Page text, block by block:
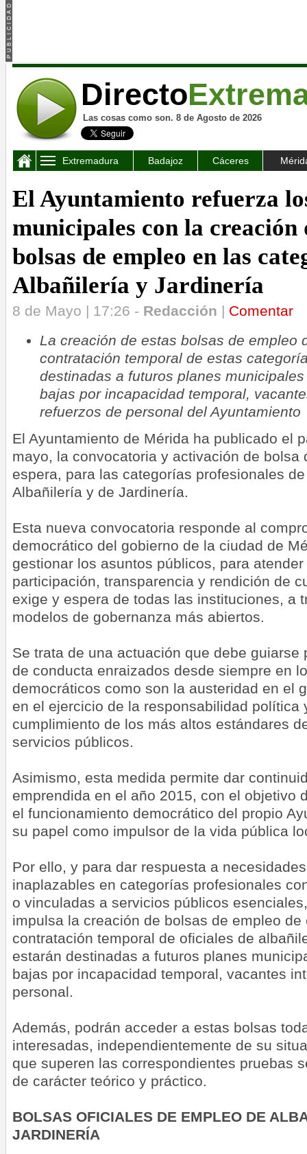
Directo
Las cosas como son. 8 de Agosto de 2026
Extremadura Badajoz Cáceres
El Ayuntamiento refuerza
municipales con la creación
bolsas de empleo en las
Albañilería y Jardinería
8 de Mayo | 17:26 - Redacción | Comentar
La creación de estas bolsas de empleo
contratación temporal de estas
destinadas a futuros planes
bajas por incapacidad temporal,
refuerzos de personal del Ayuntamiento
El Ayuntamiento de Mérida ha publicado el
mayo, la convocatoria y activación de bolsa
espera, para las categorías profesionales
Albañilería y de Jardinería.
Esta nueva convocatoria responde al
democrático del gobierno de la ciudad de
gestionar los asuntos públicos, para
participación, transparencia y rendición de
exige y espera de todas las instituciones, a
modelos de gobernanza más abiertos.
Se trata de una actuación que debe guiarse
de conducta enraizados desde siempre en
democráticos como son la austeridad en el
en el ejercicio de la responsabilidad política
cumplimiento de los más altos estándares
servicios públicos.
Asimismo, esta medida permite dar
emprendida en el año 2015, con el objetivo
el funcionamiento democrático del propio
su papel como impulsor de la vida pública
Por ello, y para dar respuesta a
inaplazables en categorías profesionales
o vinculadas a servicios públicos
impulsa la creación de bolsas de empleo
contratación temporal de oficiales de
estarán destinadas a futuros planes
bajas por incapacidad temporal, vacantes
personal.
Además, podrán acceder a estas bolsas
interesadas, independientemente de su
que superen las correspondientes pruebas
de carácter teórico y práctico.
BOLSAS OFICIALES DE EMPLEO DE
JARDINERÍA